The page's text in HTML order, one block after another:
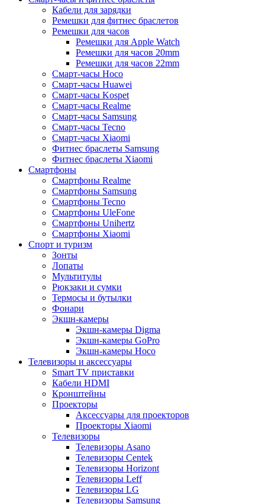
Кабели для зарядки
Ремешки для фитнес браслетов
Ремешки для часов
Ремешки для Apple Watch
Ремешки для часов 20mm
Ремешки для часов 22mm
Смарт-часы Hoco
Смарт-часы Huawei
Смарт-часы Kospet
Смарт-часы Realme
Смарт-часы Samsung
Смарт-часы Tecno
Смарт-часы Xiaomi
Фитнес браслеты Samsung
Фитнес браслеты Xiaomi
Смартфоны
Смартфоны Realme
Смартфоны Samsung
Смартфоны Tecno
Смартфоны UleFone
Смартфоны Unihertz
Смартфоны Xiaomi
Спорт и туризм
Зонты
Лопаты
Мультитулы
Рюкзаки и сумки
Термосы и бутылки
Фонари
Экшн-камеры
Экшн-камеры Digma
Экшн-камеры GoPro
Экшн-камеры Hoco
Телевизоры и аксессуары
Smart TV приставки
Кабели HDMI
Кронштейны
Проекторы
Аксессуары для проекторов
Проекторы Xiaomi
Телевизоры
Телевизоры Asano
Телевизоры Centek
Телевизоры Horizont
Телевизоры Leff
Телевизоры LG
Телевизоры Samsung